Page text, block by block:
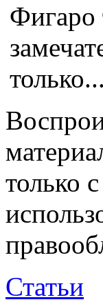
Фигаро
только
Статьи